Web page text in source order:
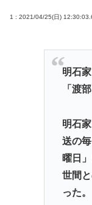
認知症の高齢
「抜くに抜
ハミ出し”が急
女性インフル
【悲報】愛知
【緊急】少子
誰でもできる
1 : 2021/04/25(日)
明石
「渡
明石
送の
曜日」
世間
った。